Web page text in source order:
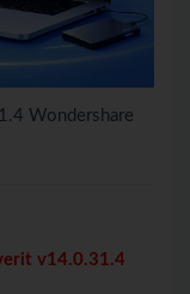
Wondershare
v14.0.31.4